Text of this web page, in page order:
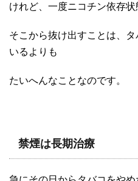
けれど、一度ニコチン依存
そこから抜け出すことは、
いるよりも
たいへんなことなのです。
禁煙は長期治療